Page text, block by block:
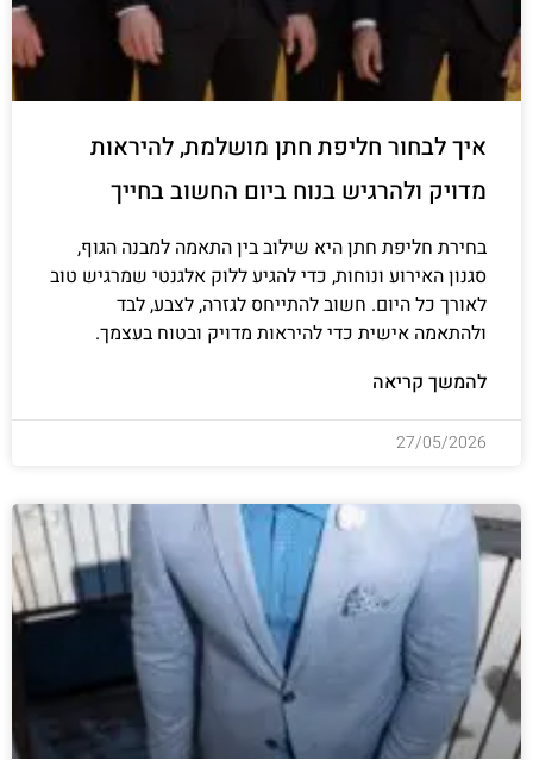
איך לבחור חליפת חתן מושלמת, להיראות
מדויק ולהרגיש בנוח ביום החשוב בחייך
בחירת חליפת חתן היא שילוב בין התאמה למבנה הגוף,
סגנון האירוע ונוחות, כדי להגיע ללוק אלגנטי שמרגיש טוב
לאורך כל היום. חשוב להתייחס לגזרה, לצבע, לבד
ולהתאמה אישית כדי להיראות מדויק ובטוח בעצמך.
להמשך קריאה
27/05/2026